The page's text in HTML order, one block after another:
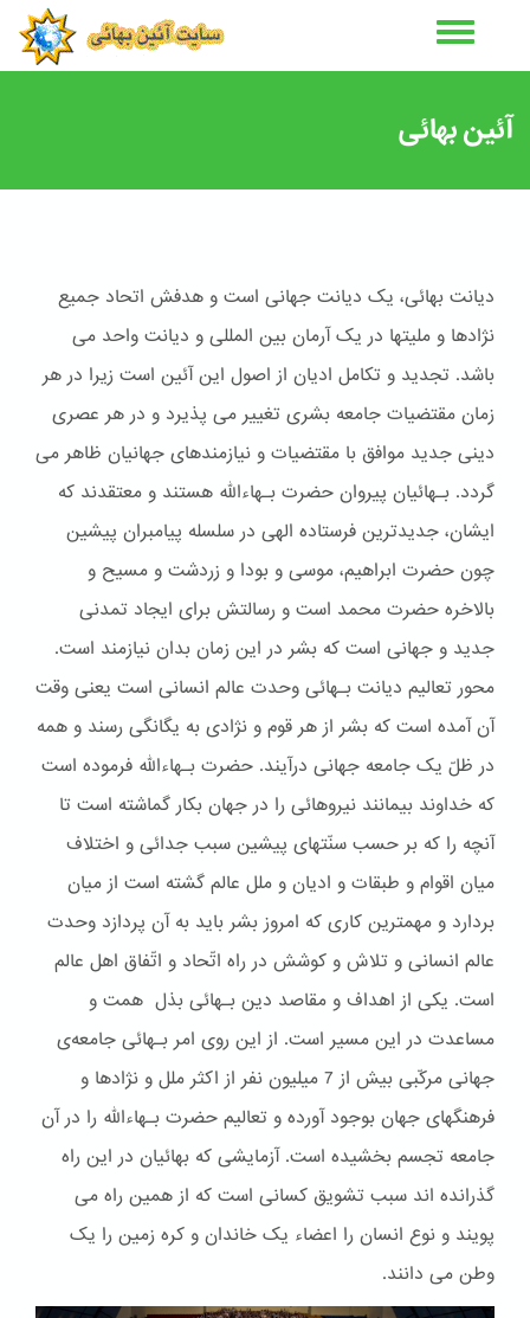
آئین بهائی
دیانت بهائی، یک دیانت جهانی است و هدفش اتحاد جمیع
نژادها و ملیتها در یک آرمان بین المللی و دیانت واحد می
باشد. تجدید و تکامل ادیان از اصول این آئین است زیرا در هر
زمان مقتضیات جامعه بشری تغییر می پذیرد و در هر عصری
دینی جدید موافق با مقتضیات و نیازمندهای جهانیان ظاهر می
گردد. بـهائیان پیروان حضرت بـهاءالله هستند و معتقدند که
ایشان، جدیدترین فرستاده الهی در سلسله پیامبران پیشین
چون حضرت ابراهیم، موسی و بودا و زردشت و مسیح و
بالاخره حضرت محمد است و رسالتش برای ایجاد تمدنی
جدید و جهانی است که بشر در این زمان بدان نیازمند است.
محور تعالیم دیانت بـهائی وحدت عالم انسانی است یعنی وقت
آن آمده است که بشر از هر قوم و نژادی به یگانگی رسند و همه
در ظلّ یک جامعه جهانی درآیند. حضرت بـهاءالله فرموده است
که خداوند بیمانند نیروهائی را در جهان بکار گماشته است تا
آنچه را که بر حسب سنّتهای پیشین سبب جدائی و اختلاف
میان اقوام و طبقات و ادیان و ملل عالم گشته است از میان
بردارد و مهمترین کاری که امروز بشر باید به آن پردازد وحدت
عالم انسانی و تلاش و کوشش در راه اتّحاد و اتّفاق اهل عالم
است. یکی از اهداف و مقاصد دین بـهائی بذل همت و
مساعدت در این مسیر است. از این روی امر بـهائی جامعه‌ی
جهانی مرکّبی بیش از 7 میلیون نفر از اکثر ملل و نژادها و
فرهنگهای جهان بوجود آورده و تعالیم حضرت بـهاءالله را در آن
جامعه تجسم بخشیده است. آزمایشی که بهائیان در این راه
گذرانده اند سبب تشویق کسانی است که از همین راه می
پویند و نوع انسان را اعضاء یک خاندان و کره زمین را یک
وطن می دانند.